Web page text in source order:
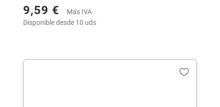
9,59 €
Más IVA
Disponible desde 10 uds